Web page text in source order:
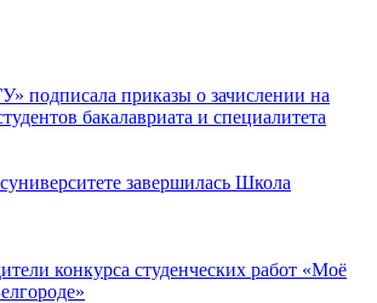
подписала приказы о зачислении на
бакалавриата и специалитета
завершилась Школа
конкурса студенческих работ «Моё